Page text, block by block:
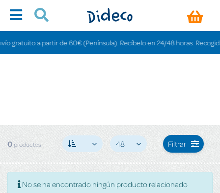
gratuito a partir de 60€ (Península). Recíbelo en 24/48 horas. Recogida
0productos 48 Filtrar
No se ha encontrado ningún producto relacionado